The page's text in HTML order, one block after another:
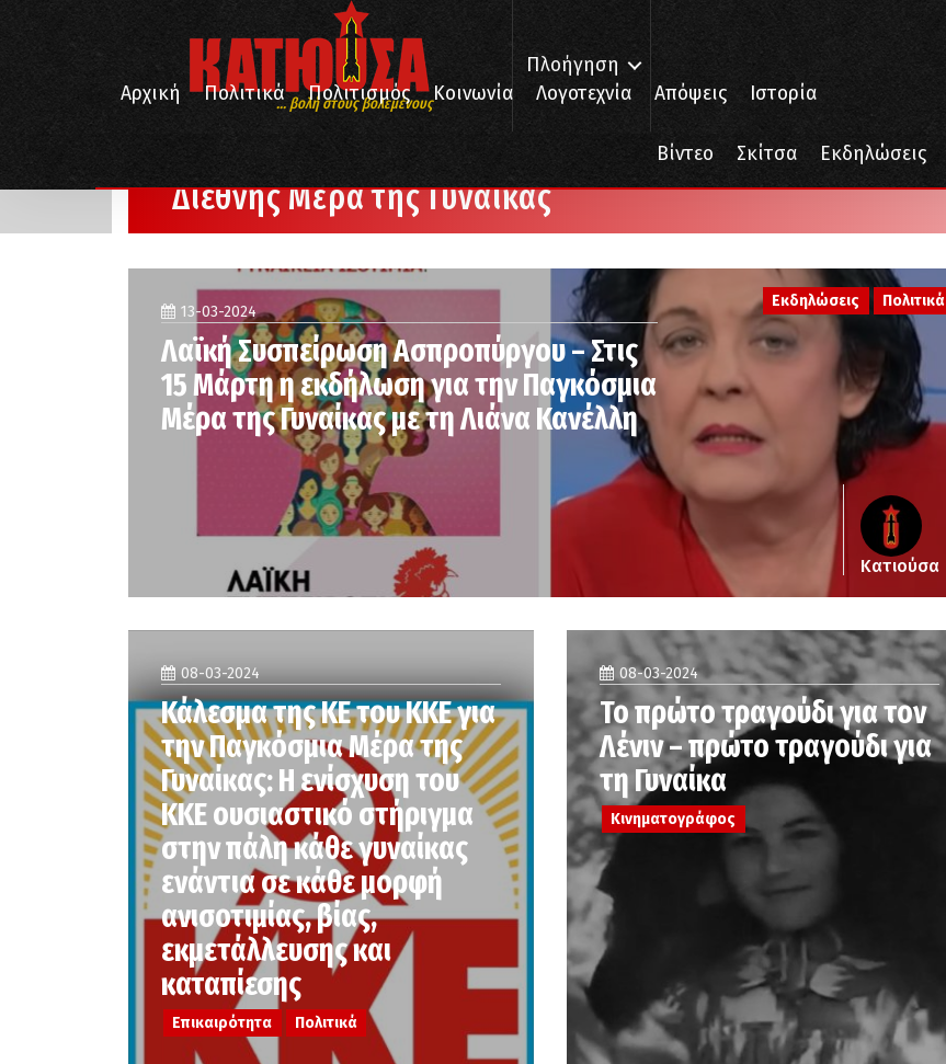
... βολή στους βολεμένους
Πλοήγηση
Αρχική
Πολιτικά Πολιτισμός Κοινωνία Λογοτεχνία Απόψεις Ιστορία
Βίντεο Σκίτσα Εκδηλώσεις
Διεθνής Μέρα της Γυναίκας
Διεθνής Μέρα της Γυναίκας
Εκδηλώσεις Πολιτικά
13-03-2024
Λαϊκή Συσπείρωση Ασπροπύργου – Στις
15 Μάρτη η εκδήλωση για την Παγκόσμια
Μέρα της Γυναίκας με τη Λιάνα Κανέλλη
Κατιούσα
08-03-2024
Κάλεσμα της ΚΕ του ΚΚΕ για
την Παγκόσμια Μέρα της
Γυναίκας: Η ενίσχυση του
ΚΚΕ ουσιαστικό στήριγμα
στην πάλη κάθε γυναίκας
ενάντια σε κάθε μορφή
ανισοτιμίας, βίας,
εκμετάλλευσης και
καταπίεσης
Επικαιρότητα Πολιτικά
08-03-2024
Το πρώτο τραγούδι για τον
Λένιν – πρώτο τραγούδι για
τη Γυναίκα
Κινηματογράφος